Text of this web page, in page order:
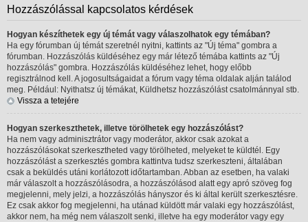
Hozzászólással kapcsolatos kérdések
Hogyan készíthetek egy új témát vagy válaszolhatok egy témában?
Ha egy fórumban új témát szeretnél nyitni, kattints az "Új téma" gombra a
fórumban. Hozzászólás küldéséhez egy már létező témába kattints az "Új
hozzászólás" gombra. Hozzászólás küldéséhez lehet, hogy előbb
regisztrálnod kell. A jogosultságaidat a fórum vagy téma oldalak alján találod
meg. Például: Nyithatsz új témákat, Küldhetsz hozzászólást csatolmánnyal stb.
Vissza a tetejére
Hogyan szerkeszthetek, illetve törölhetek egy hozzászólást?
Ha nem vagy adminisztrátor vagy moderátor, akkor csak azokat a
hozzászólásokat szerkesztheted vagy törölheted, melyeket te küldtél. Egy
hozzászólást a szerkesztés gombra kattintva tudsz szerkeszteni, általában
csak a beküldés utáni korlátozott időtartamban. Abban az esetben, ha valaki
már válaszolt a hozzászólásodra, a hozzászólásod alatt egy apró szöveg fog
megjelenni, mely jelzi, a hozzászólás hányszor és ki által került szerkesztésre.
Ez csak akkor fog megjelenni, ha utánad küldött már valaki egy hozzászólást,
akkor nem, ha még nem válaszolt senki, illetve ha egy moderátor vagy egy